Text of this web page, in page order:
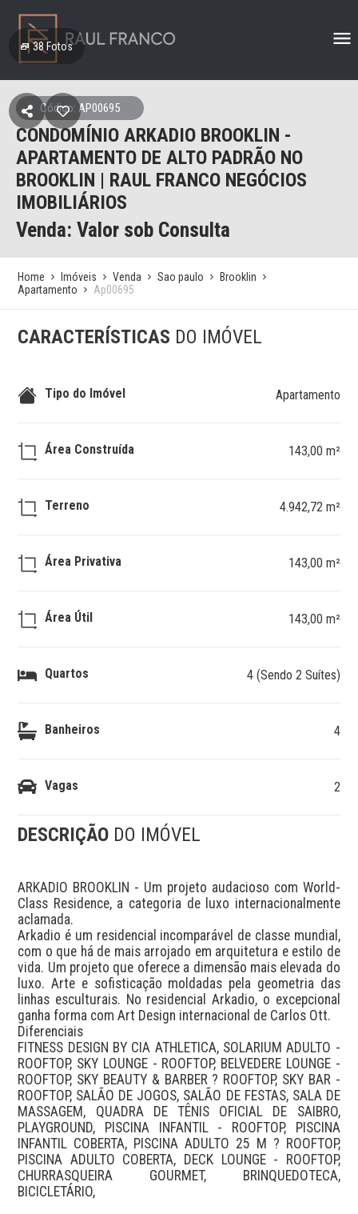
38 Fotos
Código: AP00695
CONDOMÍNIO ARKADIO BROOKLIN -
APARTAMENTO DE ALTO PADRÃO NO
BROOKLIN | RAUL FRANCO NEGÓCIOS
IMOBILIÁRIOS
Venda: Valor sob Consulta
Home Imóveis Venda Sao paulo
Brooklin
Apartamento
Ap00695
CARACTERÍSTICAS DO IMÓVEL
Tipo do Imóvel Apartamento
Área Construída 143,00 m²
Terreno 4.942,72 m²
Área Privativa 143,00 m²
Área Útil 143,00 m²
Quartos 4 (Sendo 2 Suítes)
Banheiros 4
Vagas 2
DESCRIÇÃO DO IMÓVEL
ARKADIO BROOKLIN - Um projeto audacioso com World-
Class Residence, a categoria de luxo internacionalmente
aclamada.
Arkadio é um residencial incomparável de classe mundial,
com o que há de mais arrojado em arquitetura e estilo de
vida. Um projeto que oferece a dimensão mais elevada do
luxo. Arte e sofisticação moldadas pela geometria das
linhas esculturais. No residencial Arkadio, o excepcional
ganha forma com Art Design internacional de Carlos Ott.
Diferenciais
FITNESS DESIGN BY CIA ATHLETICA, SOLARIUM ADULTO -
ROOFTOP, SKY LOUNGE - ROOFTOP, BELVEDERE LOUNGE -
ROOFTOP, SKY BEAUTY & BARBER ? ROOFTOP, SKY BAR -
ROOFTOP, SALÃO DE JOGOS, SALÃO DE FESTAS, SALA DE
MASSAGEM, QUADRA DE TÊNIS OFICIAL DE SAIBRO,
PLAYGROUND, PISCINA INFANTIL - ROOFTOP, PISCINA
INFANTIL COBERTA, PISCINA ADULTO 25 M ? ROOFTOP,
PISCINA ADULTO COBERTA, DECK LOUNGE - ROOFTOP,
CHURRASQUEIRA GOURMET, BRINQUEDOTECA,
BICICLETÁRIO,